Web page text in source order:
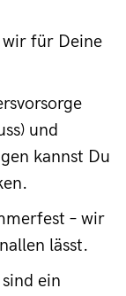
für Deine
und
kannst Du
– wir
lässt.
ein